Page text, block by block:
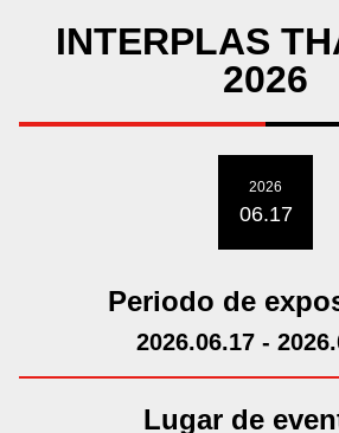
INTERPLAS
2026
2026
06.17
Periodo de
2026.06.17 -
Lugar de